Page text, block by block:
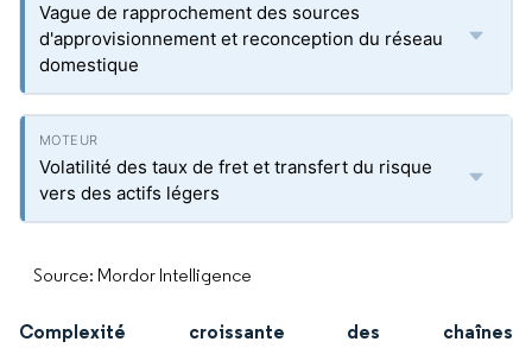
Vague de rapprochement des sources
d'approvisionnement et reconception du réseau
domestique
Volatilité des taux de fret et transfert du risque
vers des actifs légers
Source: Mordor Intelligence
Complexité croissante des chaînes